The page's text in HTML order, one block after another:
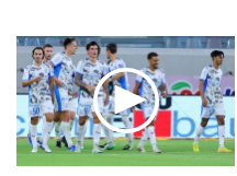
Ενέργεια
Ναυτιλία
Περιβάλλον
Ελλάδα